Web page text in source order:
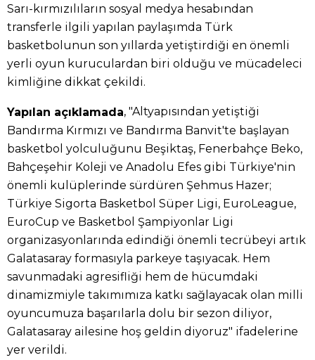
Sarı-kırmızılıların sosyal medya hesabından
transferle ilgili yapılan paylaşımda Türk
basketbolunun son yıllarda yetiştirdiği en önemli
yerli oyun kuruculardan biri olduğu ve mücadeleci
kimliğine dikkat çekildi.
Yapılan açıklamada, "Altyapısından yetiştiği
Bandırma Kırmızı ve Bandırma Banvit'te başlayan
basketbol yolculuğunu Beşiktaş, Fenerbahçe Beko,
Bahçeşehir Koleji ve Anadolu Efes gibi Türkiye'nin
önemli kulüplerinde sürdüren Şehmus Hazer;
Türkiye Sigorta Basketbol Süper Ligi, EuroLeague,
EuroCup ve Basketbol Şampiyonlar Ligi
organizasyonlarında edindiği önemli tecrübeyi artık
Galatasaray formasıyla parkeye taşıyacak. Hem
savunmadaki agresifliği hem de hücumdaki
dinamizmiyle takımımıza katkı sağlayacak olan milli
oyuncumuza başarılarla dolu bir sezon diliyor,
Galatasaray ailesine hoş geldin diyoruz" ifadelerine
yer verildi.